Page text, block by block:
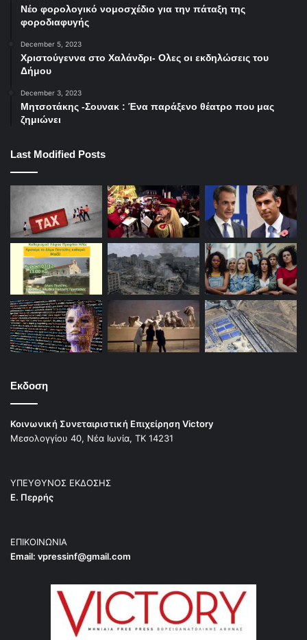
Νέο φορολογικό νομοσχέδιο για την πάταξη της
φοροδιαφυγής
December 5, 2023
Χριστούγεννα στο Χαλάνδρι- Ολες οι εκδηλώσεις του
Δήμου
December 3, 2023
Μητσοτάκης -Σουνακ : Ένα παράξενο θέατρο που μας
ζημιώνει
Last Modified Posts
Εκδοση
Κοινωνική Συνεταιριστική Επιχείρηση Victory
Μεσολογγίου 40, Νέα Ιωνία, ΤΚ 14231
ΥΠΕΥΘΥΝΟΣ ΕΚΔΟΣΗΣ
Ε. Περρής
ΕΠΙΚΟΙΝΩΝΙΑ
Email: vpressinf@gmail.com